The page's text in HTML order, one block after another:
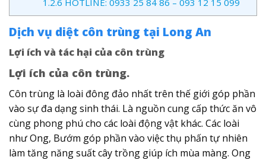
1.2.6 HOTLINE: 0933 25 84 86 – 093 12 15 099
Dịch vụ diệt côn trùng tại Long An
Lợi ích và tác hại của côn trùng
Lợi ích của côn trùng.
Côn trùng là loài đông đảo nhất trên thế giới góp phần
vào sự đa dạng sinh thái. Là nguồn cung cấp thức ăn vô
cùng phong phú cho các loài động vật khác. Các loài
như Ong, Bướm góp phần vào việc thụ phấn tự nhiên
làm tăng năng suất cây trồng giúp ích mùa màng. Ong